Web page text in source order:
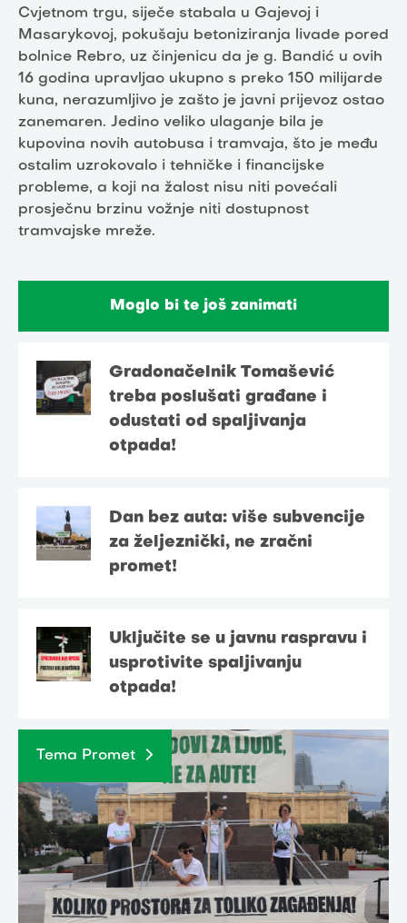
Cvjetnom trgu, siječe stabala u Gajevoj i
Masarykovoj, pokušaju betoniziranja livade pored
bolnice Rebro, uz činjenicu da je g. Bandić u ovih
16 godina upravljao ukupno s preko 150 milijarde
kuna, nerazumljivo je zašto je javni prijevoz ostao
zanemaren. Jedino veliko ulaganje bila je
kupovina novih autobusa i tramvaja, što je među
ostalim uzrokovalo i tehničke i financijske
probleme, a koji na žalost nisu niti povećali
prosječnu brzinu vožnje niti dostupnost
tramvajske mreže.
Moglo bi te još zanimati
Gradonačelnik Tomašević
treba poslušati građane i
odustati od spaljivanja
otpada!
Dan bez auta: više subvencije
za željeznički, ne zračni
promet!
Uključite se u javnu raspravu i
usprotivite spaljivanju
otpada!
Tema Promet